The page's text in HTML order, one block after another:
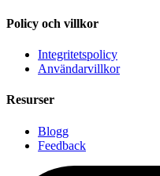
Policy och villkor
Integritetspolicy
Användarvillkor
Resurser
Blogg
Feedback